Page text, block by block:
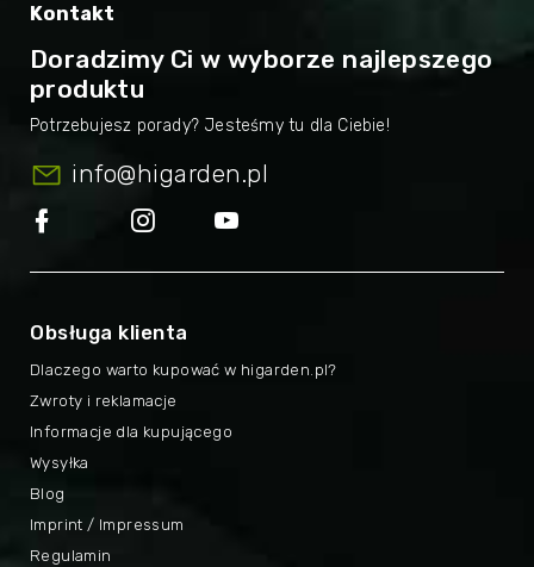
Kontakt
Doradzimy Ci w wyborze najlepszego
produktu
info@higarden.pl
Obsługa klienta
Dlaczego warto kupować w higarden.pl?
Imprint / Impressum
Zwroty i reklamacje
Regulamin
Informacje dla kupującego
Wysyłka
Blog